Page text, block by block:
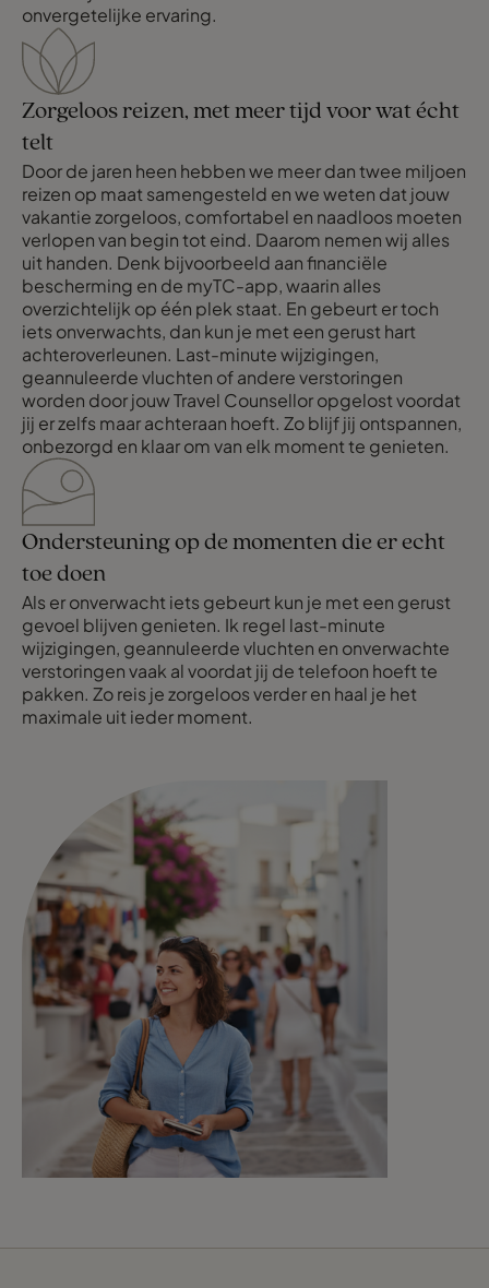
onvergetelijke ervaring.
Zorgeloos reizen, met meer tijd voor wat écht
telt
Door de jaren heen hebben we meer dan twee miljoen
reizen op maat samengesteld en we weten dat jouw
vakantie zorgeloos, comfortabel en naadloos moeten
verlopen van begin tot eind. Daarom nemen wij alles
uit handen. Denk bijvoorbeeld aan financiële
bescherming en de myTC-app, waarin alles
overzichtelijk op één plek staat. En gebeurt er toch
iets onverwachts, dan kun je met een gerust hart
achteroverleunen. Last-minute wijzigingen,
geannuleerde vluchten of andere verstoringen
worden door jouw Travel Counsellor opgelost voordat
jij er zelfs maar achteraan hoeft. Zo blijf jij ontspannen,
onbezorgd en klaar om van elk moment te genieten.
Ondersteuning op de momenten die er echt
toe doen
Als er onverwacht iets gebeurt kun je met een gerust
gevoel blijven genieten. Ik regel last-minute
wijzigingen, geannuleerde vluchten en onverwachte
verstoringen vaak al voordat jij de telefoon hoeft te
pakken. Zo reis je zorgeloos verder en haal je het
maximale uit ieder moment.